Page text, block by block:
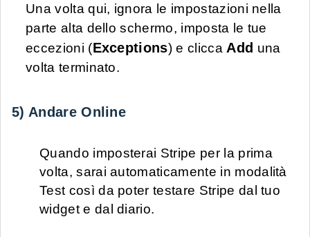
Una volta qui, ignora le impostazioni nella
parte alta dello schermo, imposta le tue
eccezioni (Exceptions) e clicca Add una
volta terminato.
5) Andare Online
Quando imposterai Stripe per la prima
volta, sarai automaticamente in modalità
Test così da poter testare Stripe dal tuo
widget e dal diario.